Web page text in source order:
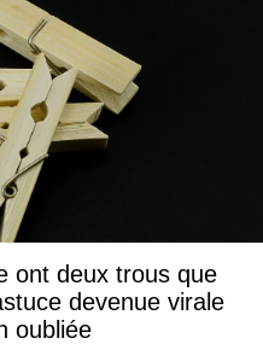
ont deux trous que
devenue virale
oubliée